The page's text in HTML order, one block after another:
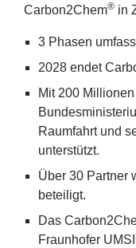
Carbon2Chem® in
3Phasen
2028endet
Mit200Millionen
Raumfahrt und
unterstützt.
Über 30Partner
beteiligt.
Das Carbon2
Fraunhofer